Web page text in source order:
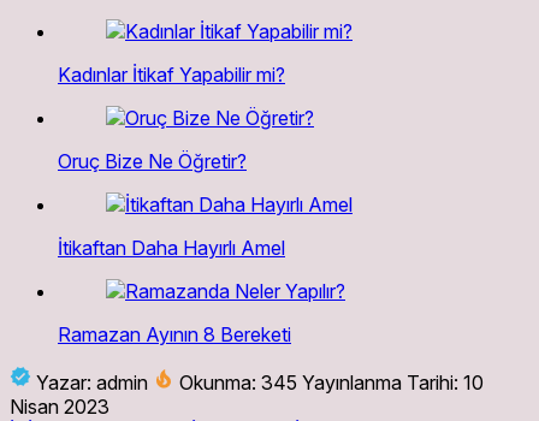
Kadınlar İtikaf Yapabilir mi?
Oruç Bize Ne Öğretir?
İtikaftan Daha Hayırlı Amel
Ramazan Ayının 8 Bereketi
Yazar: admin
Okunma: 345 Yayınlanma Tarihi: 10
Nisan 2023